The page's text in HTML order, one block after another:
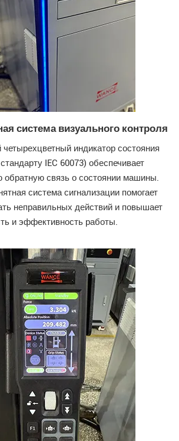
система визуального контроля
индикатор состояния
IEC 60073) обеспечивает
обратную связь о состоянии машины.
система сигнализации помогает
неправильных действий и повышает
и эффективность работы.